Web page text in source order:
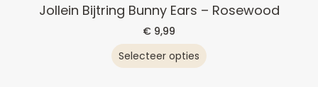
Jollein Bijtring Bunny Ears – Rosewood
€ 9,99
Selecteer opties